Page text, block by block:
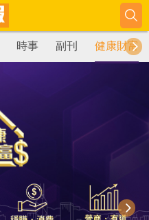
時事 副刊 健康財富